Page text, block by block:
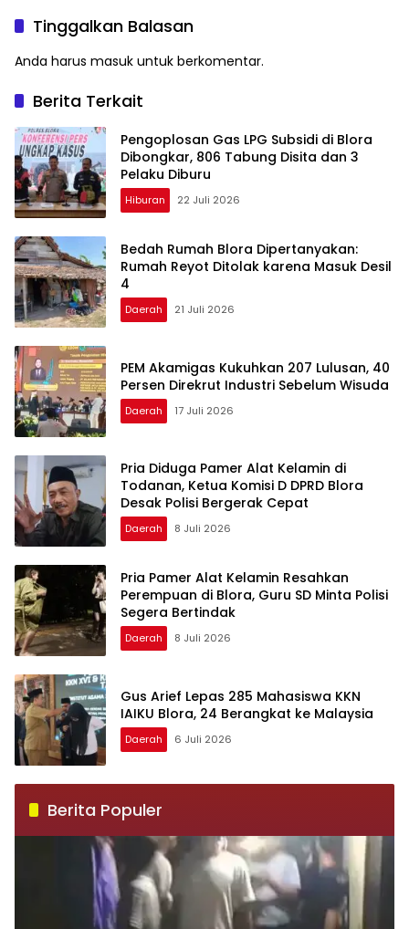
Tinggalkan Balasan
Anda harus masuk untuk berkomentar.
Berita Terkait
Pengoplosan Gas LPG Subsidi di Blora
Dibongkar, 806 Tabung Disita dan 3
Pelaku Diburu
Hiburan 22 Juli 2026
Bedah Rumah Blora Dipertanyakan:
Rumah Reyot Ditolak karena Masuk Desil
4
Daerah 21 Juli 2026
PEM Akamigas Kukuhkan 207 Lulusan, 40
Persen Direkrut Industri Sebelum Wisuda
Daerah 17 Juli 2026
Pria Diduga Pamer Alat Kelamin di
Todanan, Ketua Komisi D DPRD Blora
Desak Polisi Bergerak Cepat
Daerah 8 Juli 2026
Pria Pamer Alat Kelamin Resahkan
Perempuan di Blora, Guru SD Minta Polisi
Segera Bertindak
Daerah 8 Juli 2026
Gus Arief Lepas 285 Mahasiswa KKN
IAIKU Blora, 24 Berangkat ke Malaysia
Daerah 6 Juli 2026
Berita Populer